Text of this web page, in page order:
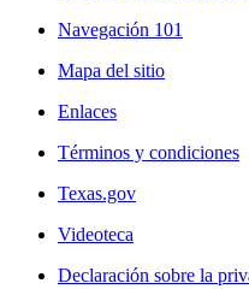
Navegación 101
Mapa del sitio
Enlaces
Términos y condiciones
Texas.gov
Videoteca
Declaración sobre la